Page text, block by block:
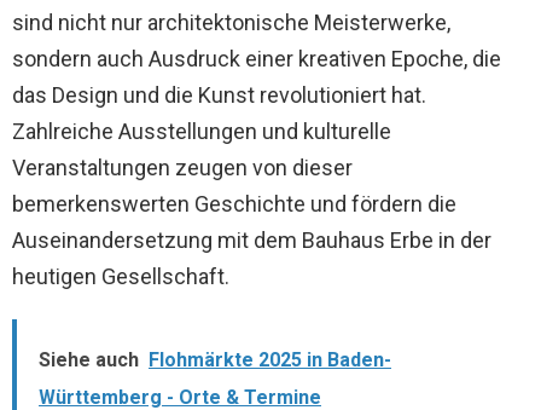
sind nicht nur architektonische Meisterwerke,
sondern auch Ausdruck einer kreativen Epoche, die
das Design und die Kunst revolutioniert hat.
Zahlreiche Ausstellungen und kulturelle
Veranstaltungen zeugen von dieser
bemerkenswerten Geschichte und fördern die
Auseinandersetzung mit dem Bauhaus Erbe in der
heutigen Gesellschaft.
Siehe auch Flohmärkte 2025 in Baden-
Württemberg - Orte & Termine